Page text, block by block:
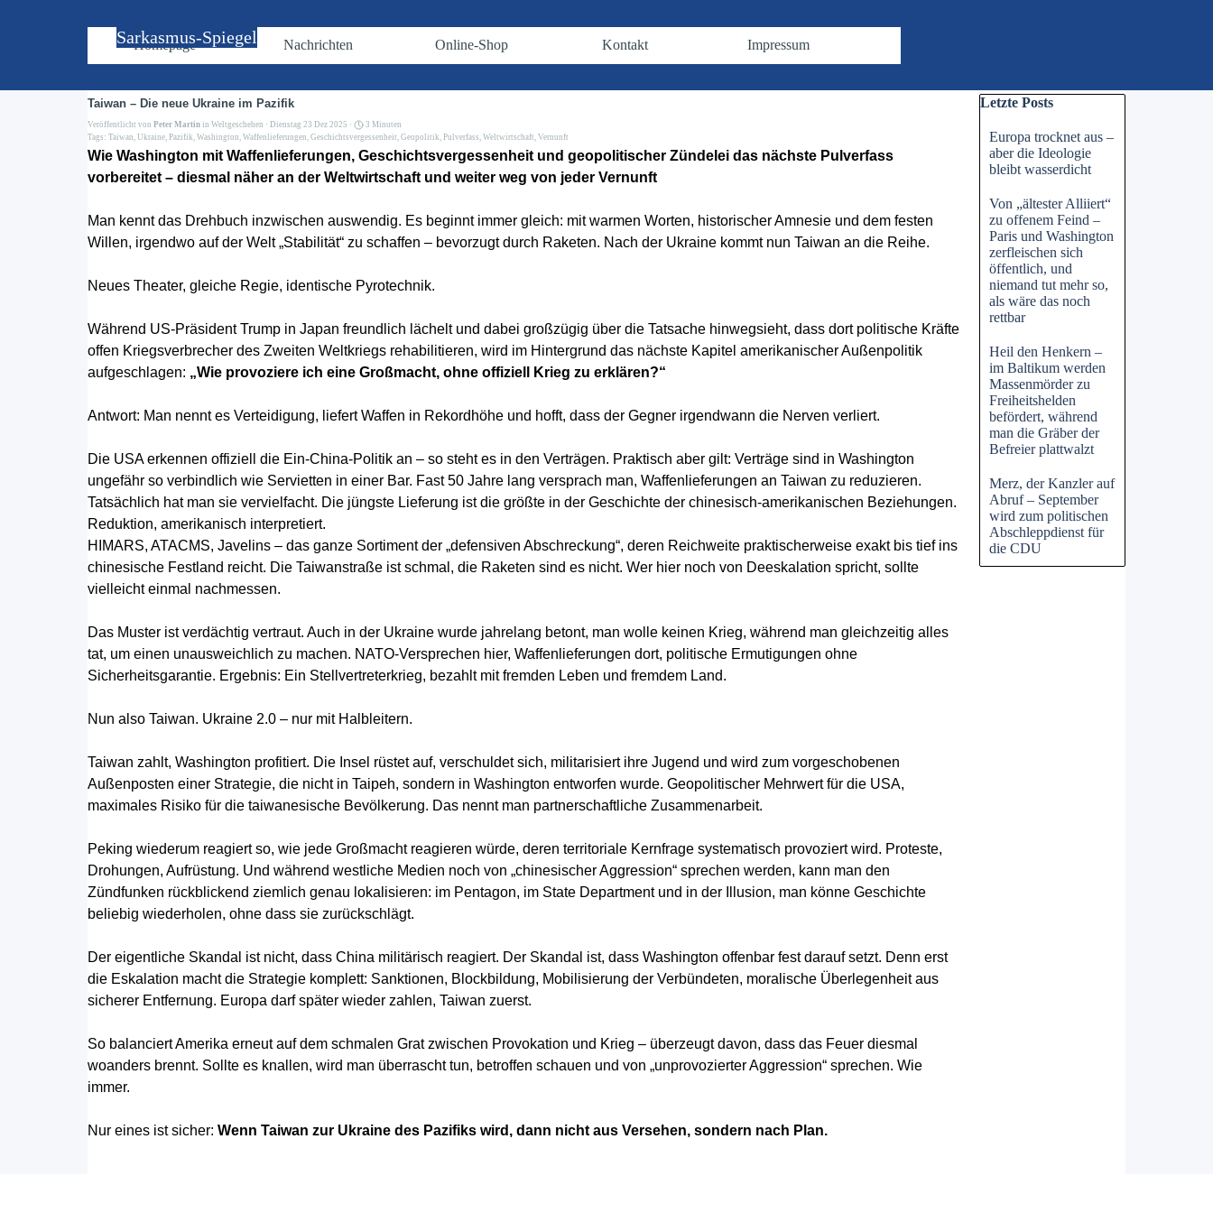
Sarkasmus-Spiegel
Homepage Nachrichten ▼
Online-Shop ▼
Kontakt ▼
Impressum
Taiwan – Die neue Ukraine im Pazifik
Veröffentlicht von Peter Martin in Weltgeschehen · Dienstag 23 Dez 2025 ·
3 Minuten
Tags: Taiwan, Ukraine, Pazifik, Washington, Waffenlieferungen, Geschichtsvergessenheit, Geopolitik, Pulverfass, Weltwirtschaft, Vernunft
Wie Washington mit Waffenlieferungen, Geschichtsvergessenheit und geopolitischer Zündelei das nächste Pulverfass
vorbereitet – diesmal näher an der Weltwirtschaft und weiter weg von jeder Vernunft
Man kennt das Drehbuch inzwischen auswendig. Es beginnt immer gleich: mit warmen Worten, historischer Amnesie und dem festen
Willen, irgendwo auf der Welt „Stabilität“ zu schaffen – bevorzugt durch Raketen. Nach der Ukraine kommt nun Taiwan an die Reihe.
Neues Theater, gleiche Regie, identische Pyrotechnik.
Während US-Präsident Trump in Japan freundlich lächelt und dabei großzügig über die Tatsache hinwegsieht, dass dort politische Kräfte
offen Kriegsverbrecher des Zweiten Weltkriegs rehabilitieren, wird im Hintergrund das nächste Kapitel amerikanischer Außenpolitik
aufgeschlagen: „Wie provoziere ich eine Großmacht, ohne offiziell Krieg zu erklären?“
Antwort: Man nennt es Verteidigung, liefert Waffen in Rekordhöhe und hofft, dass der Gegner irgendwann die Nerven verliert.
Die USA erkennen offiziell die Ein-China-Politik an – so steht es in den Verträgen. Praktisch aber gilt: Verträge sind in Washington
ungefähr so verbindlich wie Servietten in einer Bar. Fast 50 Jahre lang versprach man, Waffenlieferungen an Taiwan zu reduzieren.
Tatsächlich hat man sie vervielfacht. Die jüngste Lieferung ist die größte in der Geschichte der chinesisch-amerikanischen Beziehungen.
Reduktion, amerikanisch interpretiert.
HIMARS, ATACMS, Javelins – das ganze Sortiment der „defensiven Abschreckung“, deren Reichweite praktischerweise exakt bis tief ins
chinesische Festland reicht. Die Taiwanstraße ist schmal, die Raketen sind es nicht. Wer hier noch von Deeskalation spricht, sollte
vielleicht einmal nachmessen.
Das Muster ist verdächtig vertraut. Auch in der Ukraine wurde jahrelang betont, man wolle keinen Krieg, während man gleichzeitig alles
tat, um einen unausweichlich zu machen. NATO-Versprechen hier, Waffenlieferungen dort, politische Ermutigungen ohne
Sicherheitsgarantie. Ergebnis: Ein Stellvertreterkrieg, bezahlt mit fremden Leben und fremdem Land.
Nun also Taiwan. Ukraine 2.0 – nur mit Halbleitern.
Taiwan zahlt, Washington profitiert. Die Insel rüstet auf, verschuldet sich, militarisiert ihre Jugend und wird zum vorgeschobenen
Außenposten einer Strategie, die nicht in Taipeh, sondern in Washington entworfen wurde. Geopolitischer Mehrwert für die USA,
maximales Risiko für die taiwanesische Bevölkerung. Das nennt man partnerschaftliche Zusammenarbeit.
Peking wiederum reagiert so, wie jede Großmacht reagieren würde, deren territoriale Kernfrage systematisch provoziert wird. Proteste,
Drohungen, Aufrüstung. Und während westliche Medien noch von „chinesischer Aggression“ sprechen werden, kann man den
Zündfunken rückblickend ziemlich genau lokalisieren: im Pentagon, im State Department und in der Illusion, man könne Geschichte
beliebig wiederholen, ohne dass sie zurückschlägt.
Der eigentliche Skandal ist nicht, dass China militärisch reagiert. Der Skandal ist, dass Washington offenbar fest darauf setzt. Denn erst
die Eskalation macht die Strategie komplett: Sanktionen, Blockbildung, Mobilisierung der Verbündeten, moralische Überlegenheit aus
sicherer Entfernung. Europa darf später wieder zahlen, Taiwan zuerst.
So balanciert Amerika erneut auf dem schmalen Grat zwischen Provokation und Krieg – überzeugt davon, dass das Feuer diesmal
woanders brennt. Sollte es knallen, wird man überrascht tun, betroffen schauen und von „unprovozierter Aggression“ sprechen. Wie
immer.
Nur eines ist sicher: Wenn Taiwan zur Ukraine des Pazifiks wird, dann nicht aus Versehen, sondern nach Plan.
Block überspringen Letzte Posts
Letzte Posts
Europa trocknet aus –
aber die Ideologie
bleibt wasserdicht
Von „ältester Alliiert“
zu offenem Feind –
Paris und Washington
zerfleischen sich
öffentlich, und
niemand tut mehr so,
als wäre das noch
rettbar
Heil den Henkern –
im Baltikum werden
Massenmörder zu
Freiheitshelden
befördert, während
man die Gräber der
Befreier plattwalzt
Merz, der Kanzler auf
Abruf – September
wird zum politischen
Abschleppdienst für
die CDU